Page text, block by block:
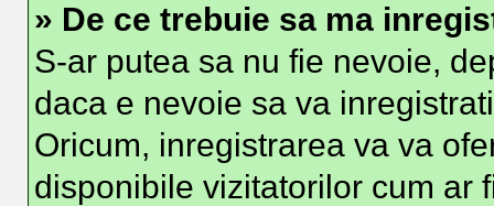
» De ce trebuie sa ma
S-ar putea sa nu fie nevoie,
daca e nevoie sa va
Oricum, inregistrarea va va
disponibile vizitatorilor cum ar